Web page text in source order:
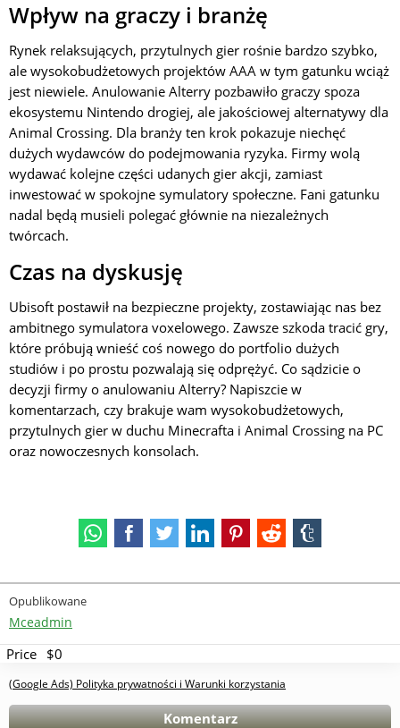
Wpływ na graczy i branżę
Rynek relaksujących, przytulnych gier rośnie bardzo szybko,
ale wysokobudżetowych projektów AAA w tym gatunku wciąż
jest niewiele. Anulowanie Alterry pozbawiło graczy spoza
ekosystemu Nintendo drogiej, ale jakościowej alternatywy dla
Animal Crossing. Dla branży ten krok pokazuje niechęć
dużych wydawców do podejmowania ryzyka. Firmy wolą
wydawać kolejne części udanych gier akcji, zamiast
inwestować w spokojne symulatory społeczne. Fani gatunku
nadal będą musieli polegać głównie na niezależnych
twórcach.
Czas na dyskusję
Ubisoft postawił na bezpieczne projekty, zostawiając nas bez
ambitnego symulatora voxelowego. Zawsze szkoda tracić gry,
które próbują wnieść coś nowego do portfolio dużych
studiów i po prostu pozwalają się odprężyć. Co sądzicie o
decyzji firmy o anulowaniu Alterry? Napiszcie w
komentarzach, czy brakuje wam wysokobudżetowych,
przytulnych gier w duchu Minecrafta i Animal Crossing na PC
oraz nowoczesnych konsolach.
Opublikowane
Mceadmin
Price $0
(Google Ads) Polityka prywatności i Warunki korzystania
Komentarz